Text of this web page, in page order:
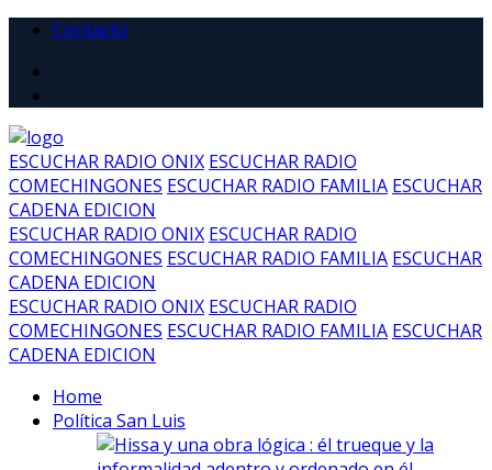
Contacto
ESCUCHAR RADIO ONIX ESCUCHAR RADIO
COMECHINGONES ESCUCHAR RADIO FAMILIA ESCUCHAR
CADENA EDICION
ESCUCHAR RADIO ONIX ESCUCHAR RADIO
COMECHINGONES ESCUCHAR RADIO FAMILIA ESCUCHAR
CADENA EDICION
ESCUCHAR RADIO ONIX ESCUCHAR RADIO
COMECHINGONES ESCUCHAR RADIO FAMILIA ESCUCHAR
CADENA EDICION
Home
Política San Luis